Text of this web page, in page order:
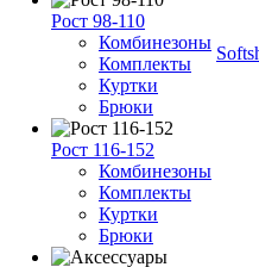
Рост 98-110
Комбинезоны
Комплекты
Куртки
Брюки
Рост 116-152
Комбинезоны
Комплекты
Куртки
Брюки